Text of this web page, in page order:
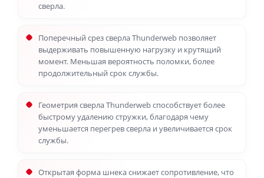
сверла.
Поперечный срез сверла Thunderweb позволяет
выдерживать повышенную нагрузку и крутящий
момент. Меньшая вероятность поломки, более
продолжительный срок службы.
Геометрия сверла Thunderweb способствует более
быстрому удалению стружки, благодаря чему
уменьшается перегрев сверла и увеличивается срок
службы.
Открытая форма шнека снижает сопротивление, что